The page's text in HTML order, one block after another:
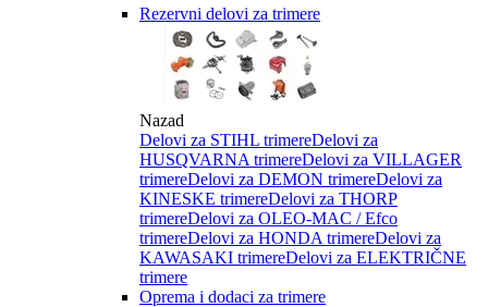
Rezervni delovi za trimere
Nazad
Delovi za STIHL trimereDelovi za
HUSQVARNA trimereDelovi za VILLAGER
trimereDelovi za DEMON trimereDelovi za
KINESKE trimereDelovi za THORP
trimereDelovi za OLEO-MAC / Efco
trimereDelovi za HONDA trimereDelovi za
KAWASAKI trimereDelovi za ELEKTRIČNE
trimere
Oprema i dodaci za trimere